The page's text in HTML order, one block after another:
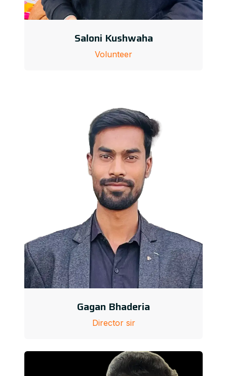
Saloni Kushwaha
Volunteer
Gagan Bhaderia
Director sir